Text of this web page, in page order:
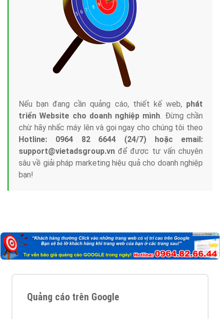
Nếu bạn đang cần quảng cáo, thiết kế web, phát
triển Website cho doanh nghiệp mình. Đừng chần
chừ hãy nhấc máy lên và gọi ngay cho chúng tôi theo
Hotline: 0964 82 6644 (24/7) hoặc email:
support@vietadsgroup.vn để được tư vấn chuyên
sâu về giải pháp marketing hiệu quả cho doanh nghiệp
bạn!
Quảng cáo trên Google